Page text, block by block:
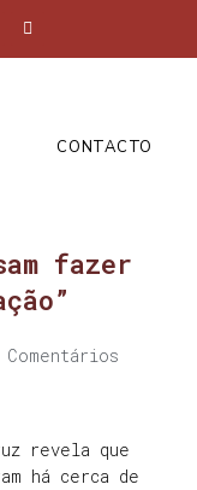
CONTACTO
fazer
Comentários
revela que
há cerca de